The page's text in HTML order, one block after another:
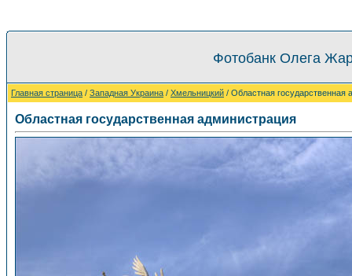
Фотобанк Олега
Главная страница / Западная Украина / Хмельницкий / Областная государственная
Областная государственная администрация